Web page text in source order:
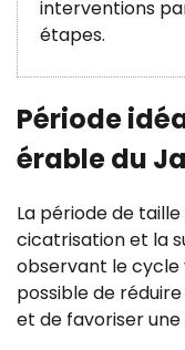
interventions
étapes.
Période
érable du
La période de
cicatrisation et la
observant le cycle
possible de
et de favoriser